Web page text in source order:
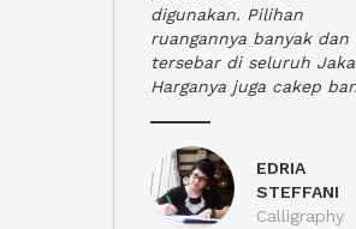
digunakan. Pilihan
ruangannya banyak dan
tersebar di seluruh
Harganya juga cakep
EDRIA
STEFFANI
Calligraphy